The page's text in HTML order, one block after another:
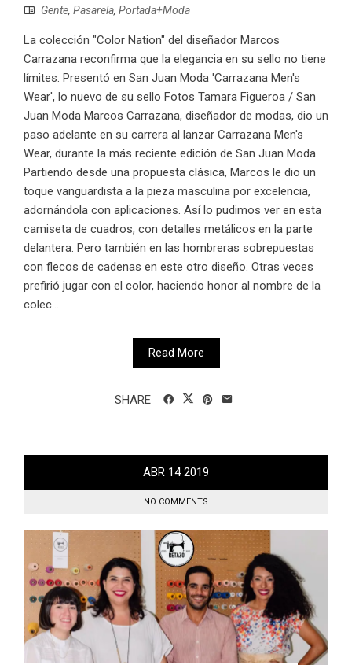
Gente, Pasarela, Portada+Moda
La colección "Color Nation" del diseñador Marcos
Carrazana reconfirma que la elegancia en su sello no tiene
límites. Presentó en San Juan Moda 'Carrazana Men's
Wear', lo nuevo de su sello Fotos Tamara Figueroa / San
Juan Moda Marcos Carrazana, diseñador de modas, dio un
paso adelante en su carrera al lanzar Carrazana Men's
Wear, durante la más reciente edición de San Juan Moda.
Partiendo desde una propuesta clásica, Marcos le dio un
toque vanguardista a la pieza masculina por excelencia,
adornándola con aplicaciones. Así lo pudimos ver en esta
camiseta de cuadros, con detalles metálicos en la parte
delantera. Pero también en las hombreras sobrepuestas
con flecos de cadenas en este otro diseño. Otras veces
prefirió jugar con el color, haciendo honor al nombre de la
colec...
Read More
SHARE
ABR 14 2019
NO COMMENTS